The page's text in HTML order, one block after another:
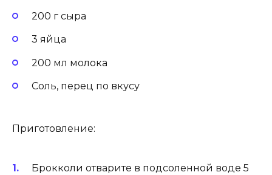
200 г сыра
3 яйца
200 мл молока
Соль, перец по вкусу
Приготовление:
Брокколи отварите в подсоленной воде 5